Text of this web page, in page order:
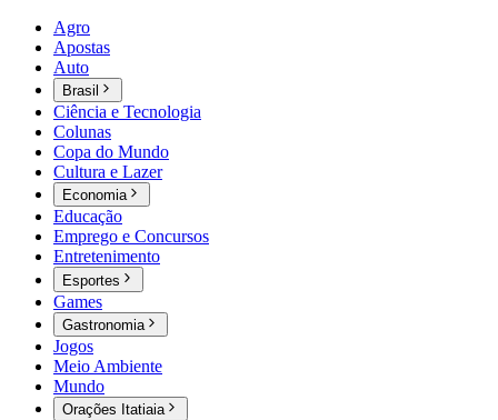
Agro
Apostas
Auto
Brasil
Ciência e Tecnologia
Colunas
Copa do Mundo
Cultura e Lazer
Economia
Educação
Emprego e Concursos
Entretenimento
Esportes
Games
Gastronomia
Jogos
Meio Ambiente
Mundo
Orações Itatiaia